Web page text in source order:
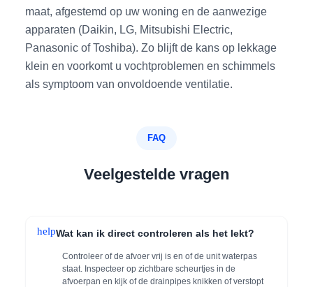
maat, afgestemd op uw woning en de aanwezige
apparaten (Daikin, LG, Mitsubishi Electric,
Panasonic of Toshiba). Zo blijft de kans op lekkage
klein en voorkomt u vochtproblemen en schimmels
als symptoom van onvoldoende ventilatie.
FAQ
Veelgestelde vragen
helpWat kan ik direct controleren als het lekt?
Controleer of de afvoer vrij is en of de unit waterpas
staat. Inspecteer op zichtbare scheurtjes in de
afvoerpan en kijk of de drainpipes knikken of verstopt